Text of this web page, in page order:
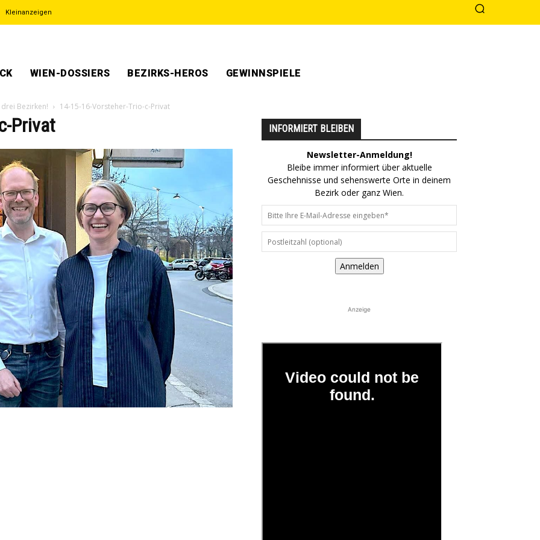
Kleinanzeigen
WIEN-DOSSIERS BEZIRKS-HEROS GEWINNSPIELE
Bezirken! 14-15-16-Vorsteher-Trio-c-Privat
Privat INFORMIERT BLEIBEN
Newsletter-Anmeldung!
Bleibe immer informiert über aktuelle
Geschehnisse und sehenswerte Orte in deinem
Bezirk oder ganz Wien.
Anmelden
Anzeige